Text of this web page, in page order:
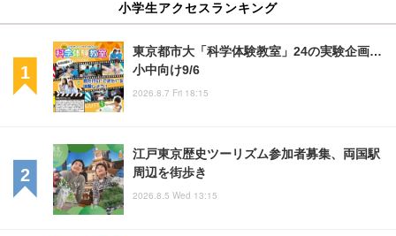
小学生アクセスランキング
東京都市大「科学体験教室」24の実験企画…
小中向け9/6
2026.8.7 Fri 18:15
江戸東京歴史ツーリズム参加者募集、両国駅
周辺を街歩き
2026.8.5 Wed 13:15